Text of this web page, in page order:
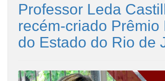
Professor Leda
recém-criado
do Estado do Rio de